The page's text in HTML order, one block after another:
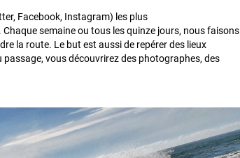
Facebook, Instagram) les plus
semaine ou tous les quinze jours, nous faisons
la route. Le but est aussi de repérer des lieux
vous découvrirez des photographes, des